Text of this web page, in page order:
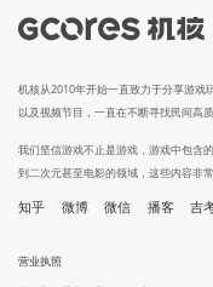
机核从2010年开始一直致力于分享游戏
以及视频节目，一直在不断寻找民间高
我们坚信游戏不止是游戏，游戏中包含
到二次元甚至电影的领域，这些内容非
知乎 微博 微信 播客 吉
营业执照